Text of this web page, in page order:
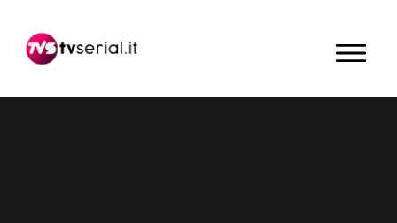
navigazione
contenuto
barra
primaria
MENU